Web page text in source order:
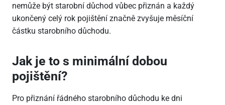
nemůže být starobní důchod vůbec přiznán a každý
ukončený celý rok pojištění značně zvyšuje měsíční
částku starobního důchodu.
Jak je to s minimální dobou
pojištění?
Pro přiznání řádného starobního důchodu ke dni